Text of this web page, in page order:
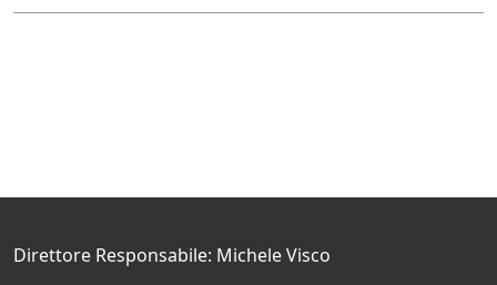
Direttore Responsabile: Michele Visco